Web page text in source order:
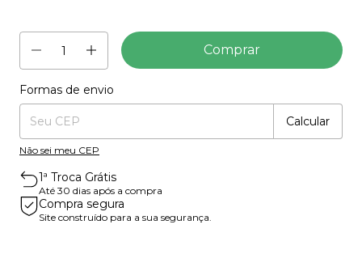
Entregas para o CEP:
Formas de envio
Calcular
Não sei meu CEP
1ª Troca Grátis
Até 30 dias após a compra
Compra segura
Site construído para a sua segurança.